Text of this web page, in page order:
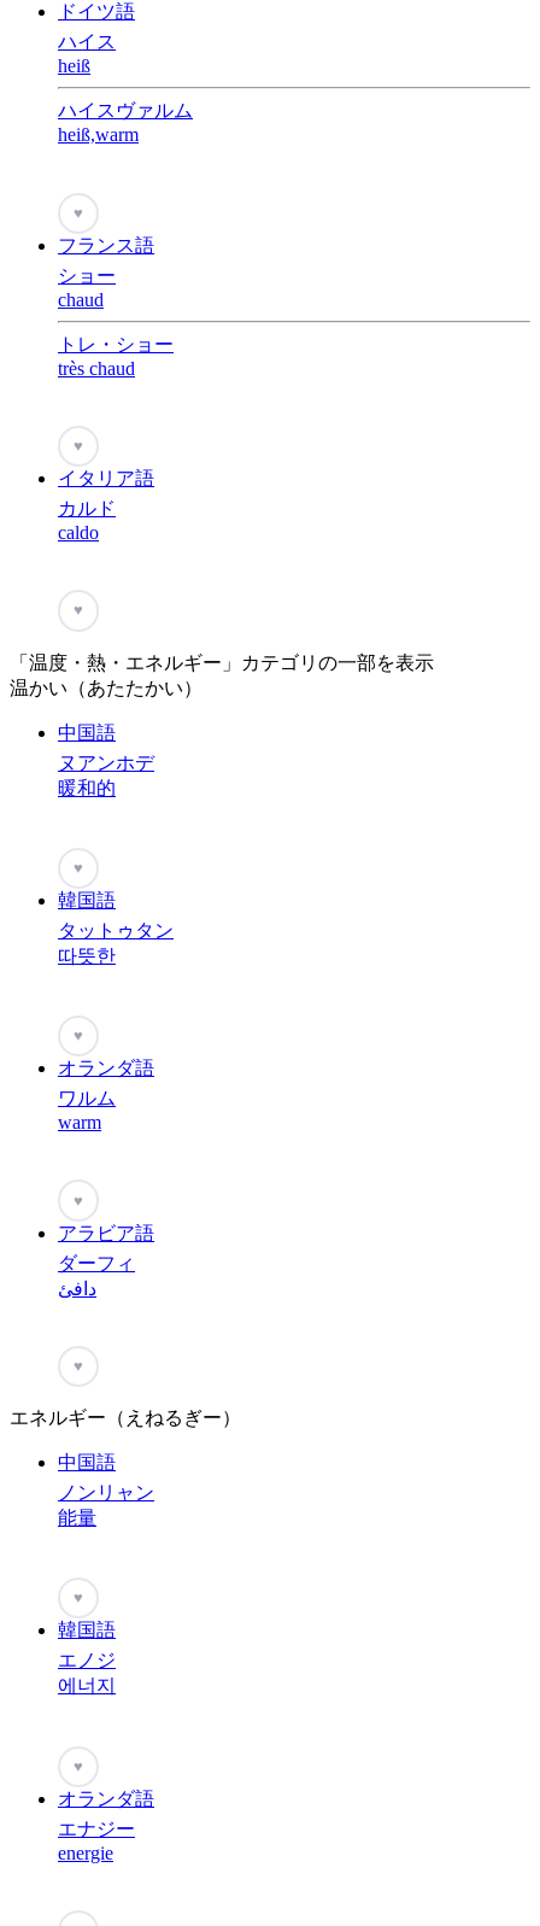
ドイツ語
ハイス
heiß
ハイスヴァルム
heiß,warm
♥
フランス語
ショー
chaud
トレ・ショー
très chaud
♥
イタリア語
カルド
caldo
♥
「温度・熱・エネルギー」カテゴリの一部を表示
温かい（あたたかい）
中国語
ヌアンホデ
暖和的
♥
韓国語
タットゥタン
따뜻한
♥
オランダ語
ワルム
warm
♥
アラビア語
ダーフィ
دافئ
♥
エネルギー（えねるぎー）
中国語
ノンリャン
能量
♥
韓国語
エノジ
에너지
♥
オランダ語
エナジー
energie